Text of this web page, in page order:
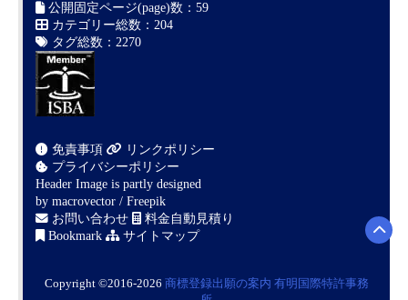
公開固定ページ(page)数：59
カテゴリー総数：204
タグ総数：2270
免責事項
リンクポリシー
プライバシーポリシー
Header Image is partly designed
by macrovector / Freepik
お問い合わせ
料金自動見積り
Bookmark
サイトマップ
Copyright ©2016-2026 商標登録出願の案内 有明国際特許事務